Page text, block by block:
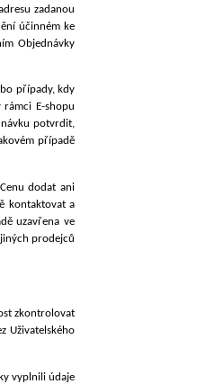
zadanou
účinném ke
Objednávky
případy, kdy
E-shopu
potvrdit,
případě
dodat ani
kontaktovat a
uzavřena ve
prodejců
zkontrolovat
Uživatelského
vyplnili údaje